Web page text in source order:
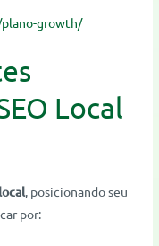
growth/
Local
, posicionando seu
por: